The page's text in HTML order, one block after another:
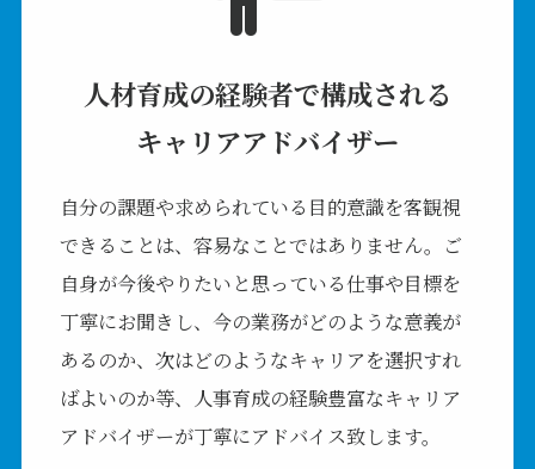
人材育成の経験者で構成される
キャリアアドバイザー
自分の課題や求められている目的意識を客観視
できることは、容易なことではありません。ご
自身が今後やりたいと思っている仕事や目標を
丁寧にお聞きし、今の業務がどのような意義が
あるのか、次はどのようなキャリアを選択すれ
ばよいのか等、人事育成の経験豊富なキャリア
アドバイザーが丁寧にアドバイス致します。